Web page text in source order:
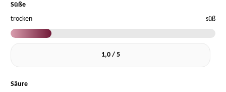
Süße
trocken
süß
1,0 / 5
Säure